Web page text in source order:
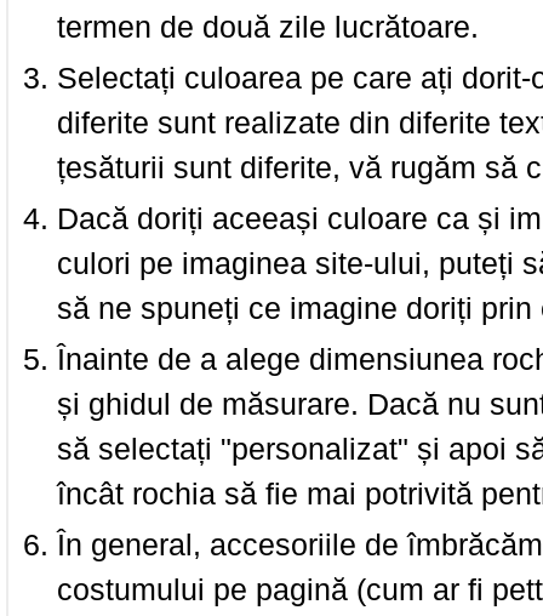
termen de două zile lucrătoare.
Selectați culoarea pe care ați
diferite sunt realizate din diferite
țesăturii sunt diferite, vă rugăm să
Dacă doriți aceeași culoare ca și
culori pe imaginea site-ului, puteți
să ne spuneți ce imagine doriți prin
Înainte de a alege dimensiunea
și ghidul de măsurare. Dacă nu
să selectați "personalizat" și apoi
încât rochia să fie mai potrivită
În general, accesoriile de
costumului pe pagină (cum ar fi